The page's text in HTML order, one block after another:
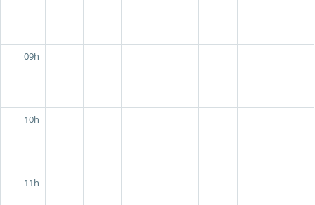
09h
10h
11h